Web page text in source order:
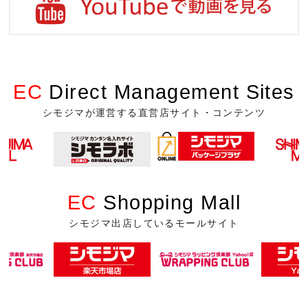
EC Direct Management Sites
シモジマが運営する直営店サイト・コンテンツ
EC Shopping Mall
シモジマ出店しているモールサイト